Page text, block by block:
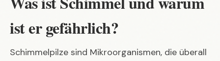
ist er gefährlich?
Schimmelpilze sind Mikroorganismen, die überall